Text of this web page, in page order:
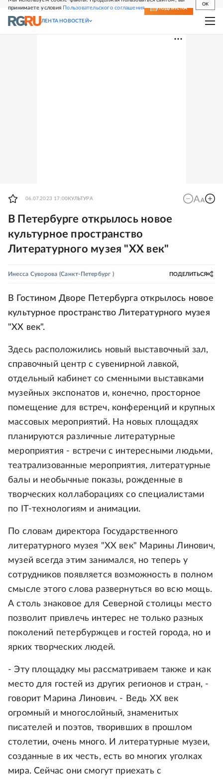
принимаете условия Пользовательского соглашения
OK
СВЕЖИЙ НОМЕР ПОДПИСКА
ЛЕНТА НОВОСТЕЙ
06.07.2023 17:00 КУЛЬТУРА
В Петербурге открылось новое
культурное пространство
Литературного музея "ХХ век"
Инесса Суворова (Санкт-Петербург ) ПОДЕЛИТЬСЯ
В Гостином Дворе Петербурга открылось новое
культурное пространство Литературного музея
"ХХ век".
Здесь расположились новый выставочный зал,
справочный центр с сувенирной лавкой,
отдельный кабинет со сменными выставками
музейных экспонатов и, конечно, просторное
помещение для встреч, конференций и крупных
массовых мероприятий. На новых площадях
планируются различные литературные
мероприятия - встречи с интересными людьми,
театрализованные мероприятия, литературные
балы и необычные показы, рожденные в
творческих коллаборациях со специалистами
по IT-технологиям и анимации.
По словам директора Государственного
литературного музея "XX век" Марины Линович,
музей всегда этим занимался, но теперь у
сотрудников появляется возможность в полном
смысле этого слова развернуться во всю мощь.
А столь знаковое для Северной столицы место
позволит привлечь интерес не только разных
поколений петербуржцев и гостей города, но и
ярких творческих людей.
- Эту площадку мы рассматриваем также и как
место для гостей из других регионов и стран, -
говорит Марина Линович. - Ведь ХХ век
огромный и многослойный, знаменитых
писателей и поэтов, творивших в прошлом
столетии, очень много. И литературные музеи,
созданные в их честь, есть во многих уголках
мира. Сейчас они смогут приехать с